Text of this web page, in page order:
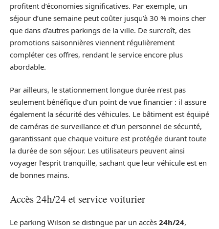
profitent d’économies significatives. Par exemple, un
séjour d’une semaine peut coûter jusqu’à 30 % moins cher
que dans d’autres parkings de la ville. De surcroît, des
promotions saisonnières viennent régulièrement
compléter ces offres, rendant le service encore plus
abordable.
Par ailleurs, le stationnement longue durée n’est pas
seulement bénéfique d’un point de vue financier : il assure
également la sécurité des véhicules. Le bâtiment est équipé
de caméras de surveillance et d’un personnel de sécurité,
garantissant que chaque voiture est protégée durant toute
la durée de son séjour. Les utilisateurs peuvent ainsi
voyager l’esprit tranquille, sachant que leur véhicule est en
de bonnes mains.
Accès 24h/24 et service voiturier
Le parking Wilson se distingue par un accès 24h/24,